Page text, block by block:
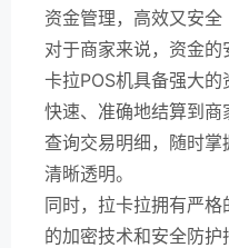
资金管理，高效又安全
对于商家来说，资金
卡拉POS机具备强大
快速、准确地结算到
查询交易明细，随时
清晰透明。
同时，拉卡拉拥有严
的加密技术和安全防